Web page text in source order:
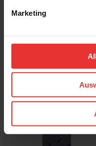
Marketing
Desvres
60 x 120 cm
camelia